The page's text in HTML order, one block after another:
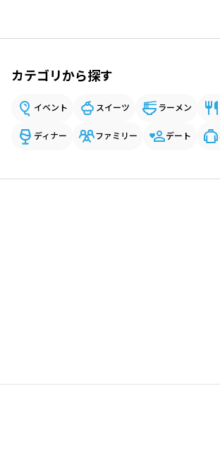
カテゴリから探す
イベント スイーツ ラーメン
ディナー ファミリー デート